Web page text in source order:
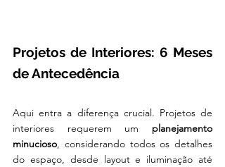
Projetos de Interiores: 6 Meses
de Antecedência
Aqui entra a diferença crucial. Projetos de
interiores requerem um planejamento
minucioso, considerando todos os detalhes
do espaço, desde layout e iluminação até